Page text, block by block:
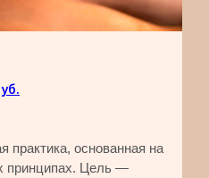
практика, основанная на
принципах. Цель —